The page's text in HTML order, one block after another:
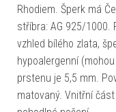
Rhodiem. Šperk má
stříbra: AG 925/1000.
vzhled bílého zlata,
hypoalergenní
prstenu je 5,5 mm.
matovaný. Vnitřní